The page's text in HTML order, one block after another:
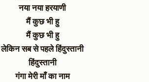
नया नया हरयाणी
मैं कुछ भी हु
मैं कुछ भी हु
लेकिन सब से पहले हिंदुस्तानी
हिंदुस्तानी
गंगा मेरी माँ का नाम